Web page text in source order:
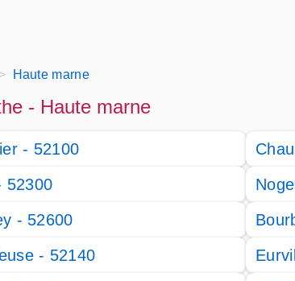
Haute marne
- Haute marne
- 52100
52300
- 52600
- 52140